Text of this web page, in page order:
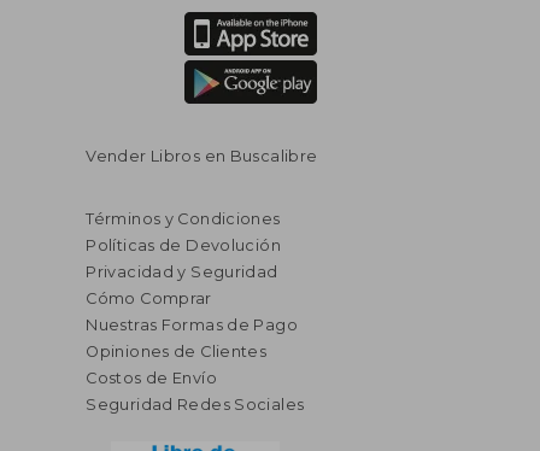
Vender Libros en Buscalibre
Términos y Condiciones
Políticas de Devolución
Privacidad y Seguridad
Cómo Comprar
Nuestras Formas de Pago
Opiniones de Clientes
Costos de Envío
Seguridad Redes Sociales